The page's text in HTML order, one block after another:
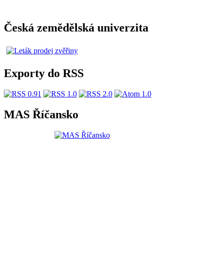
Česká zemědělská univerzita
Exporty do RSS
MAS Říčansko